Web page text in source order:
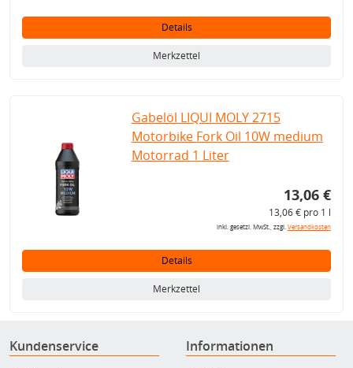
Details
Merkzettel
Gabelöl LIQUI MOLY 2715
Motorbike Fork Oil 10W medium
Motorrad 1 Liter
13,06 €
13,06 € pro 1 l
inkl. gesetzl. MwSt., zzgl.Versandkosten
Details
Merkzettel
Kundenservice Informationen